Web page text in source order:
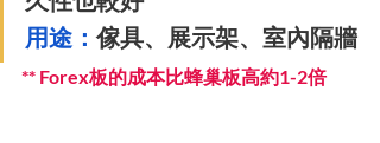
用途：傢具、展示架、室內隔牆
** Forex板的成本比蜂巢板高約1-2倍